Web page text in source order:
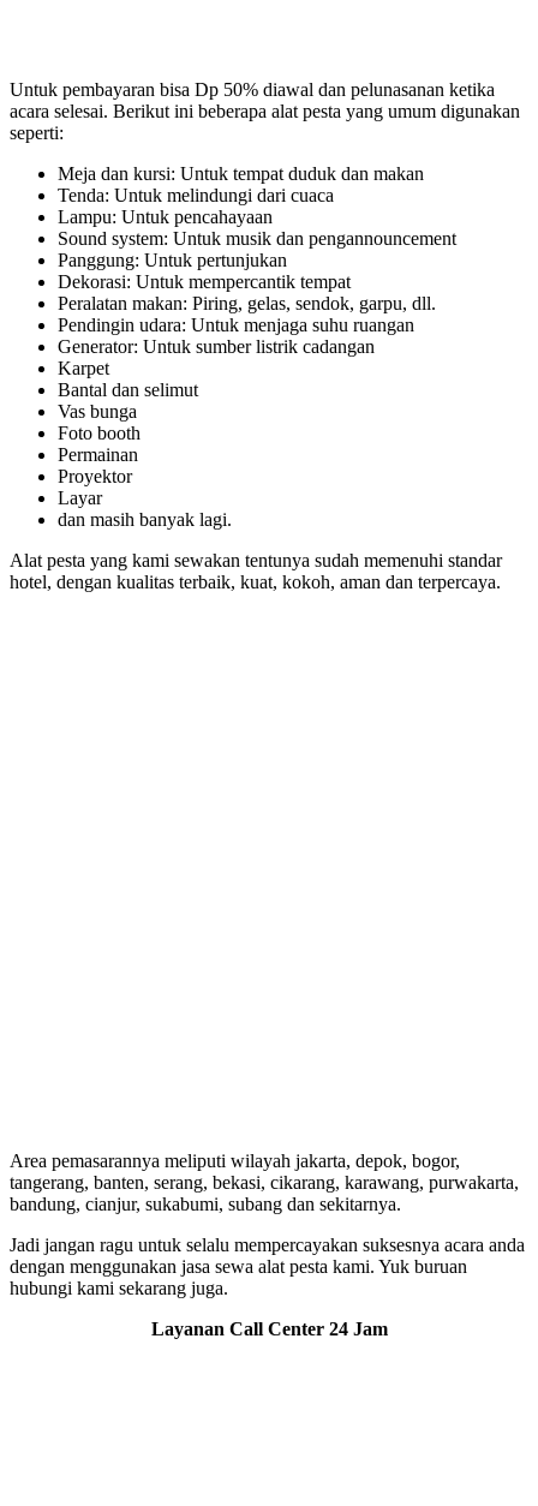
Untuk pembayaran bisa Dp 50% diawal dan pelunasanan ketika
acara selesai. Berikut ini beberapa alat pesta yang umum digunakan
seperti:
Meja dan kursi: Untuk tempat duduk dan makan
Tenda: Untuk melindungi dari cuaca
Lampu: Untuk pencahayaan
Sound system: Untuk musik dan pengannouncement
Panggung: Untuk pertunjukan
Dekorasi: Untuk mempercantik tempat
Peralatan makan: Piring, gelas, sendok, garpu, dll.
Pendingin udara: Untuk menjaga suhu ruangan
Generator: Untuk sumber listrik cadangan
Karpet
Bantal dan selimut
Vas bunga
Foto booth
Permainan
Proyektor
Layar
dan masih banyak lagi.
Alat pesta yang kami sewakan tentunya sudah memenuhi standar
hotel, dengan kualitas terbaik, kuat, kokoh, aman dan terpercaya.
Area pemasarannya meliputi wilayah jakarta, depok, bogor,
tangerang, banten, serang, bekasi, cikarang, karawang, purwakarta,
bandung, cianjur, sukabumi, subang dan sekitarnya.
Jadi jangan ragu untuk selalu mempercayakan suksesnya acara anda
dengan menggunakan jasa sewa alat pesta kami. Yuk buruan
hubungi kami sekarang juga.
Layanan Call Center 24 Jam